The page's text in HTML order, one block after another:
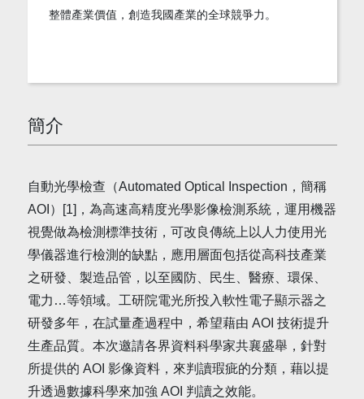
整體產業價值，創造我國產業的全球競爭力。
簡介
自動光學檢查（Automated Optical Inspection，簡稱
AOI）[1]，為高速高精度光學影像檢測系統，運用機器
視覺做為檢測標準技術，可改良傳統上以人力使用光
學儀器進行檢測的缺點，應用層面包括從高科技產業
之研發、製造品管，以至國防、民生、醫療、環保、
電力…等領域。工研院電光所投入軟性電子顯示器之
研發多年，在試量產過程中，希望藉由 AOI 技術提升
生產品質。本次邀請各界資料科學家共襄盛舉，針對
所提供的 AOI 影像資料，來判讀瑕疵的分類，藉以提
升透過數據科學來加強 AOI 判讀之效能。